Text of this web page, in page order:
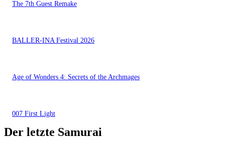
The 7th Guest Remake
BALLER-INA Festival 2026
Age of Wonders 4: Secrets of the Archmages
007 First Light
Der letzte Samurai